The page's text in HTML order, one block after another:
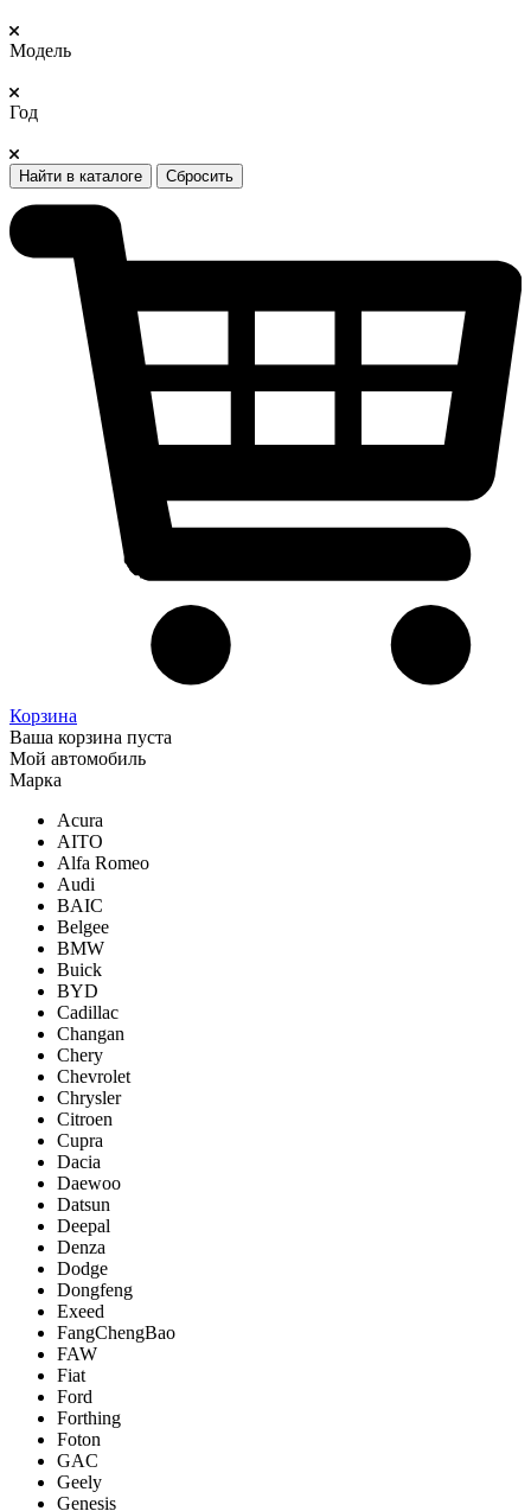
Модель
Год
Найти в каталоге Сбросить
Корзина
Ваша корзина пуста
Мой автомобиль
Марка
Acura
AITO
Alfa Romeo
Audi
BAIC
Belgee
BMW
Buick
BYD
Cadillac
Changan
Chery
Chevrolet
Chrysler
Citroen
Cupra
Dacia
Daewoo
Datsun
Deepal
Denza
Dodge
Dongfeng
Exeed
FangChengBao
FAW
Fiat
Ford
Forthing
Foton
GAC
Geely
Genesis